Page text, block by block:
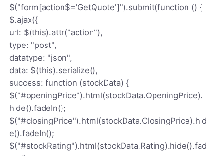
$("form[action$='GetQuote']").submit(function () {
$.ajax({
url: $(this).attr("action"),
type: "post",
datatype: "json",
data: $(this).serialize(),
success: function (stockData) {
$("#openingPrice").html(stockData.OpeningPrice).
hide().fadeIn();
$("#closingPrice").html(stockData.ClosingPrice).hid
e().fadeIn();
$("#stockRating").html(stockData.Rating).hide().fad